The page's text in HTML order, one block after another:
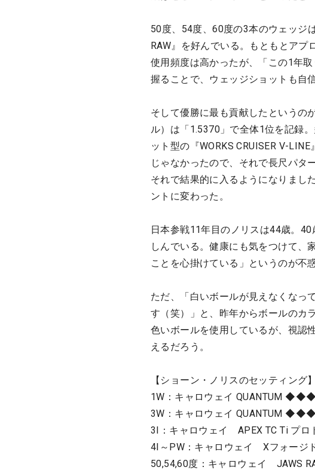
50度、54度、60度の3本のウェッジ
RAW』を好んでいる。もともとア
使用頻度は高かったが、「この1年
握ることで、ウェッジショットも自
そして優勝に最も貢献したというの
ル）は「1.5370」で全体1位を記録
ット型の『WORKS CRUISER V-
じゃなかったので、それで長尺パタ
それで結果的に入るようになりまし
ントに変わった。
日本参戦11年目のノリスは44歳。
しんでいる。健康にも気をつけて、
ことを心掛けている」というのが不
ただ、「白いボールが見えなくなっ
す（笑）」と、昨年からボールのカ
色いボールを使用しているが、視認
えるだろう。
【ショーン・ノリスのセッティング】
1W：キャロウェイ QUANTUM ◆◆◆
3W：キャロウェイ QUANTUM ◆◆◆
3I：キャロウェイ APEX TC Ti プロ
4I～PW：キャロウェイ Xフォージ
50,54,60度：キャロウェイ JAWS